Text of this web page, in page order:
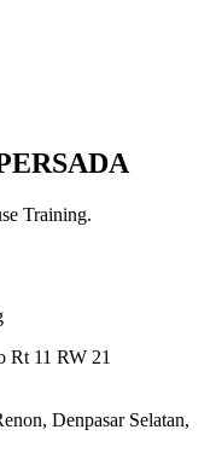
Training.
Rt 11 RW 21
Denpasar Selatan,